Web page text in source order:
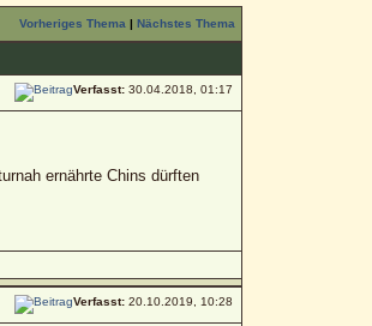
Vorheriges Thema | Nächstes Thema
Verfasst:30.04.2018, 01:17
ernährte Chins dürften
Verfasst:20.10.2019, 10:28